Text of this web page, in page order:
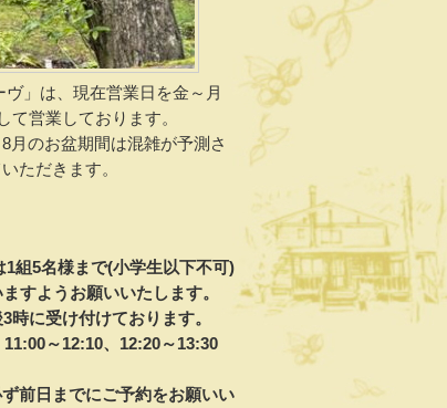
」は、現在営業日を金～月
営業しております。
月のお盆期間は混雑が予測さ
ただきます。
組5名様まで(小学生以下不可)
すようお願いいたします。
に受け付けております。
～12:10、12:20～13:30
前日までにご予約をお願いい